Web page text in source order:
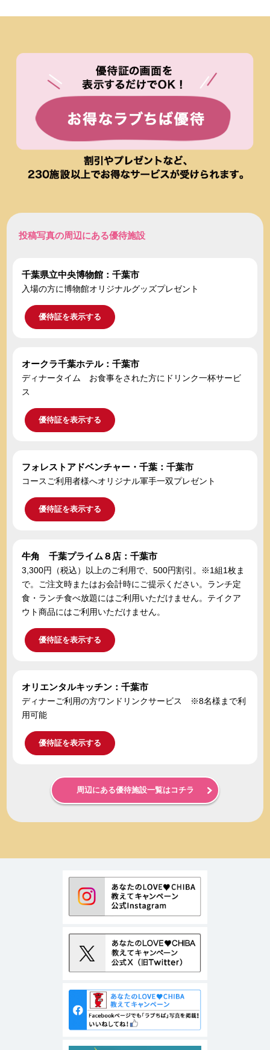
投稿写真の周辺にある優待施設
千葉県立中央博物館：千葉市
入場の方に博物館オリジナルグッズプレゼント
優待証を表示する
オークラ千葉ホテル：千葉市
ディナータイム お食事をされた方にドリンク一杯サービ
ス
優待証を表示する
フォレストアドベンチャー・千葉：千葉市
コースご利用者様へオリジナル軍手一双プレゼント
優待証を表示する
牛角 千葉プライム８店：千葉市
3,300円（税込）以上のご利用で、500円割引。※1組1枚ま
で。ご注文時またはお会計時にご提示ください。ランチ定
食・ランチ食べ放題にはご利用いただけません。テイクア
ウト商品にはご利用いただけません。
優待証を表示する
オリエンタルキッチン：千葉市
ディナーご利用の方ワンドリンクサービス ※8名様まで利
用可能
優待証を表示する
周辺にある優待施設一覧はコチラ